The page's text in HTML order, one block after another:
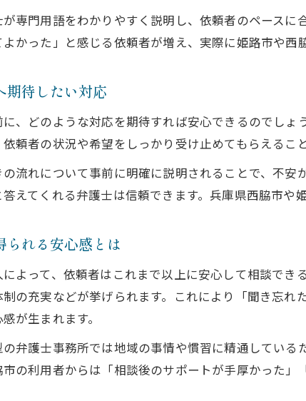
弁護士が嫌がる
冷静な姿勢が弁
弁護士改善策で
弁護士相談前に
事前準備で弁護
弁護士選びはレ
予算計画と弁護
専門用語をわかりやすく説明し、依頼者のペース
かった」と感じる依頼者が増え、実際に姫路市や西
期待したい対応
、どのような対応を期待すれば安心できるのでし
頼者の状況や希望をしっかり受け止めてもらえるこ
流れについて事前に明確に説明されることで、不
えてくれる弁護士は信頼できます。兵庫県西脇市や
られる安心感とは
よって、依頼者はこれまで以上に安心して相談でき
の充実などが挙げられます。これにより「聞き忘
が生まれます。
弁護士事務所では地域の事情や慣習に精通してい
の利用者からは「相談後のサポートが手厚かった」
ご相談
ご相談